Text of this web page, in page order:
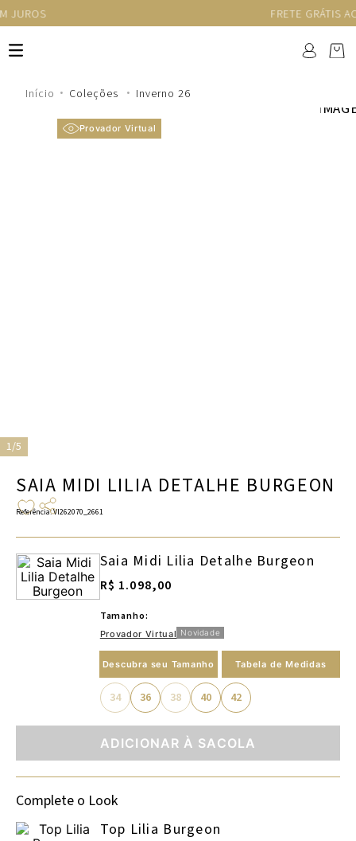
FRETE GRÁTIS ACIMA DE R$1.250
Coleções Inverno 26
Provador Virtual
1/5
SAIA MIDI LILIA DETALHE BURGEON
Referência:VI262070_2661
Saia Midi Lilia Detalhe Burgeon
R$ 1.098,00
Tamanho:
Provador Virtual Novidade
Descubra seu Tamanho Tabela de Medidas
34 36 38 40 42
ADICIONAR À SACOLA
Complete o Look
Top Lilia Burgeon